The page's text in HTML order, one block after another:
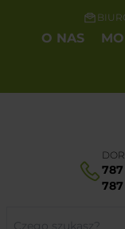
O NAS